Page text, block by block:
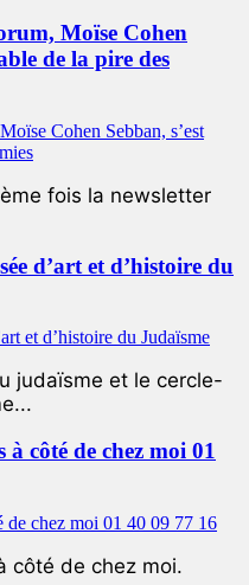
Moïse Cohen
de la pire des
fois la newsletter
d’art et d’histoire du
judaïsme et le cercle-
côté de chez moi 01
côté de chez moi.